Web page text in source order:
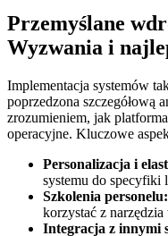
Przemyślane
Wyzwania i
Implementacja systemów
poprzedzona szczegółową
zrozumieniem, jak
operacyjne. Kluczowe
Personalizacja i
systemu do specyfiki
Szkolenia personelu:
korzystać z narzędzia
Integracja z innymi